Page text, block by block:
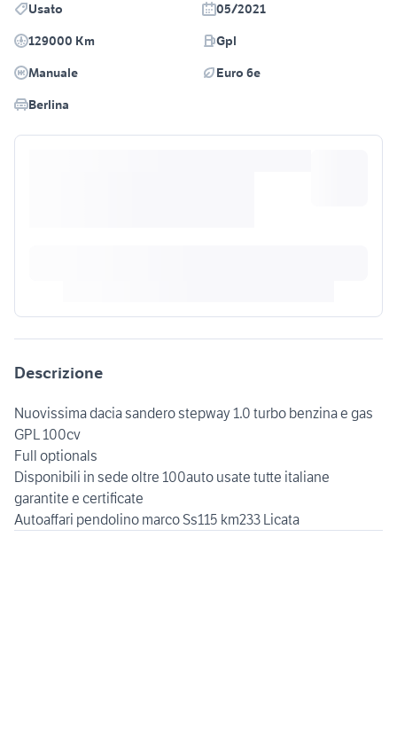
Usato
05/2021
129000 Km
Gpl
Manuale
Euro 6e
Berlina
Descrizione
Nuovissima dacia sandero stepway 1.0 turbo benzina e gas
GPL 100cv
Full optionals
Disponibili in sede oltre 100auto usate tutte italiane
garantite e certificate